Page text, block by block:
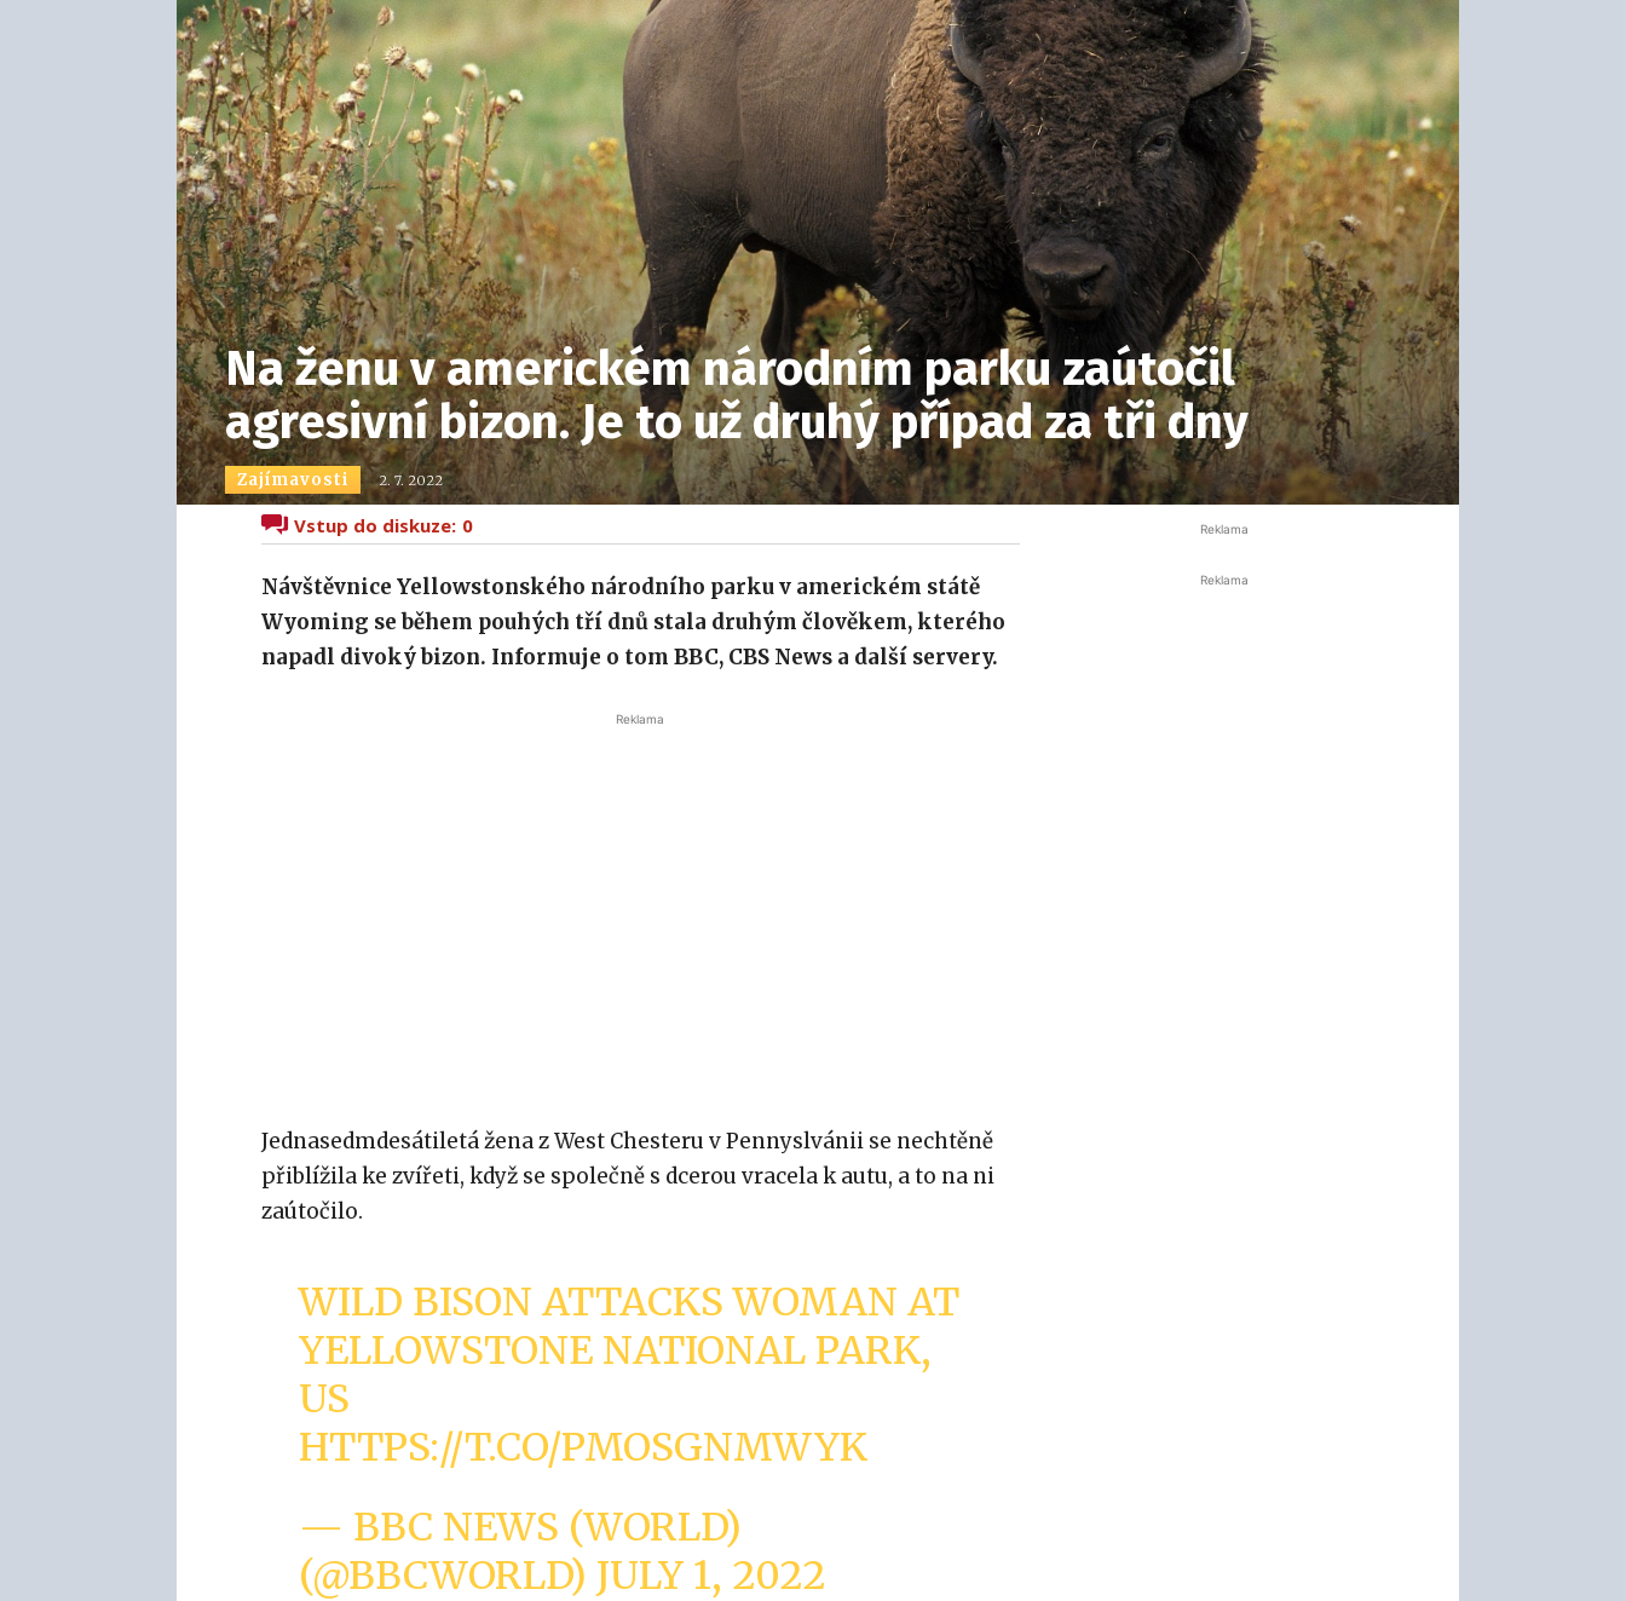
Na ženu v americkém národním parku zaútočil
agresivní bizon. Je to už druhý případ za tři dny
Zajímavosti 2. 7. 2022
Vstup do diskuze: 0
Návštěvnice Yellowstonského národního parku v americkém státě
Wyoming seběhem pouhých tří dnů stala druhým člověkem, kterého
napadl divoký bizon. Informuje o tom BBC, CBS News a další servery.
Reklama
Jednasedmdesátiletá žena z West Chesteru v Pennyslvánii se nechtěně
přiblížila ke zvířeti, když se společně s dcerou vracela k autu, a to na ni
zaútočilo.
WILD BISON ATTACKS WOMAN AT
YELLOWSTONE NATIONAL PARK,
US
HTTPS://T.CO/PMOSGNMWYK
— BBC NEWS (WORLD)
(@BBCWORLD) JULY 1, 2022
Reklama
Reklama